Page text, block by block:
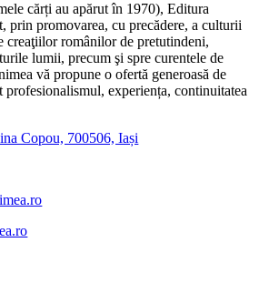
cărți au apărut în 1970), Editura
prin promovarea, cu precădere, a culturii
creaţiilor românilor de pretutindeni,
lumii, precum şi spre curentele de
vă propune o ofertă generoasă de
profesionalismul, experiența, continuitatea
Copou, 700506, Iași